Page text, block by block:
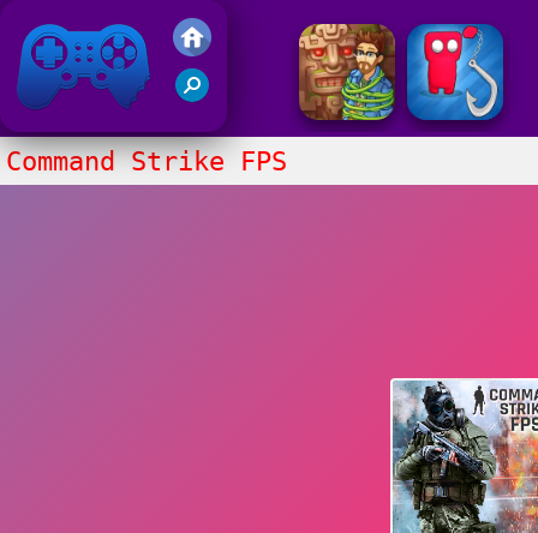
Juegos Friv 2020
Command Strike FPS